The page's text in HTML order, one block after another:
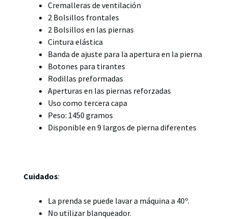
Cremalleras de ventilación
2 Bolsillos frontales
2 Bolsillos en las piernas
Cintura elástica
Banda de ajuste para la apertura en la pierna
Botones para tirantes
Rodillas preformadas
Aperturas en las piernas reforzadas
Uso como tercera capa
Peso: 1450 gramos
Disponible en 9 largos de pierna diferentes
Cuidados:
La prenda se puede lavar a máquina a 40º.
No utilizar blanqueador.